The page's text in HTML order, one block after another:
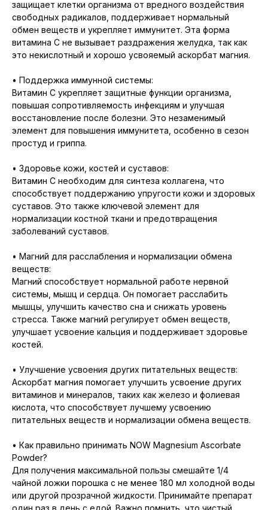
защищает клетки организма от вредного воздействия
свободных радикалов, поддерживает нормальный
обмен веществ и укрепляет иммунитет. Эта форма
витамина C не вызывает раздражения желудка, так как
это некислотный и хорошо усвояемый аскорбат магния.
• Поддержка иммунной системы:
Витамин C укрепляет защитные функции организма,
повышая сопротивляемость инфекциям и улучшая
восстановление после болезни. Это незаменимый
элемент для повышения иммунитета, особенно в сезон
простуд и гриппа.
• Здоровье кожи, костей и суставов:
Витамин C необходим для синтеза коллагена, что
способствует поддержанию упругости кожи и здоровых
суставов. Это также ключевой элемент для
нормализации костной ткани и предотвращения
заболеваний суставов.
• Магний для расслабления и нормализации обмена
веществ:
Магний способствует нормальной работе нервной
системы, мышц и сердца. Он помогает расслабить
мышцы, улучшить качество сна и снижать уровень
стресса. Также магний регулирует обмен веществ,
улучшает усвоение кальция и поддерживает здоровье
костей.
• Улучшение усвоения других питательных веществ:
Аскорбат магния помогает улучшить усвоение других
витаминов и минералов, таких как железо и фолиевая
кислота, что способствует лучшему усвоению
питательных веществ и нормализации обмена веществ.
• Как правильно принимать NOW Magnesium Ascorbate
Powder?
Для получения максимальной пользы смешайте 1/4
чайной ложки порошка с не менее 180 мл холодной воды
или другой прозрачной жидкости. Принимайте препарат
один раз в день с едой. Важно помнить, что чистый